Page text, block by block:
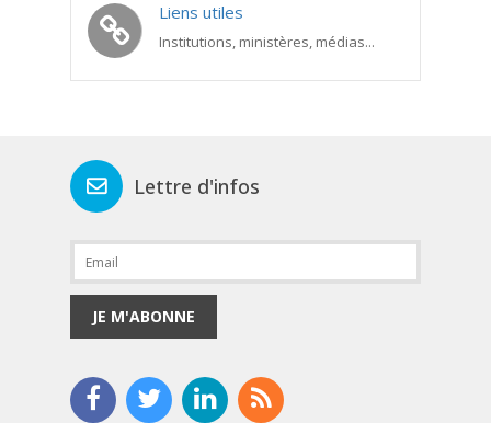
Liens utiles
Institutions, ministères, médias...
Lettre d'infos
JE M'ABONNE